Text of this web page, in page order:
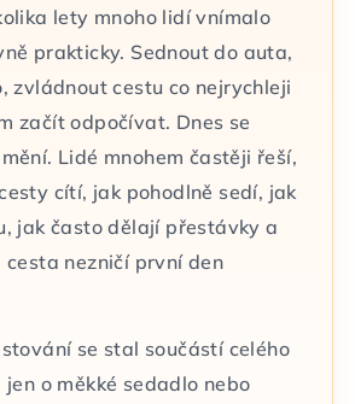
lety mnoho lidí vnímalo
prakticky. Sednout do auta,
zvládnout cestu co nejrychleji
začít odpočívat. Dnes se
Lidé mnohem častěji řeší,
cítí, jak pohodlně sedí, jak
jak často dělají přestávky a
nezničí první den
se stal součástí celého
o měkké sedadlo nebo